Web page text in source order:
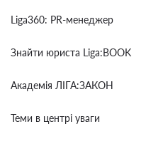
Liga360: PR-менеджер
Знайти юриста Liga:BOOK
Академія ЛІГА:ЗАКОН
Теми в центрі уваги